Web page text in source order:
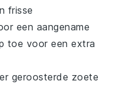
frisse
een aangename
toe voor een extra
geroosterde zoete